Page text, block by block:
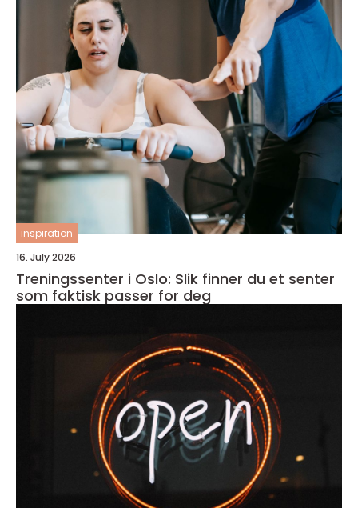
inspiration
16. July 2026
Treningssenter i Oslo: Slik finner du et senter
som faktisk passer for deg